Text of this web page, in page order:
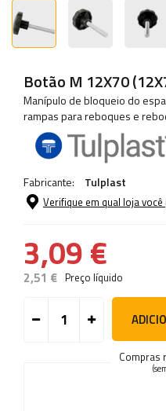
Botão M 12X70
Manípulo de bloqueio do
rampas para reboques e
Fabricante: Tulplast
Verifique em qual loja
3,09 €
2,51 € Preço líquido
Compras